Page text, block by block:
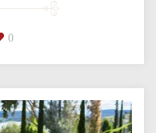
0